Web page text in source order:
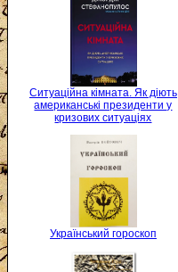
Ситуаційна кімната. Як діють
американські президенти у
кризових ситуаціях
Український гороскоп